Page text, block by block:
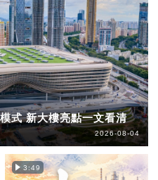
式 新大樓亮點一文看清
2026-08-04
3:49